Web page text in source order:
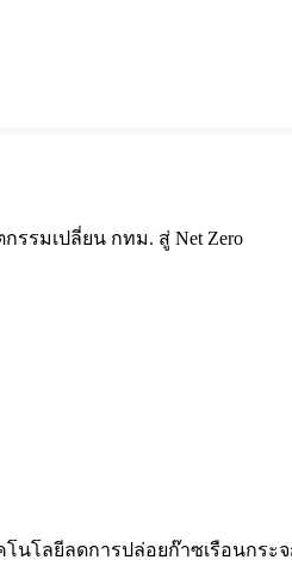
รรมเปลี่ยน กทม. สู่ Net Zero
ลยีลดการปล่อยก๊าซเรือนกระจก